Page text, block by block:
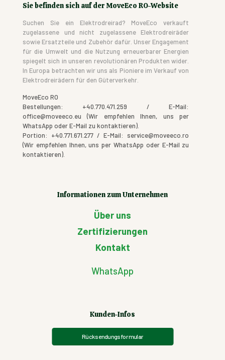
Sie befinden sich auf der MoveEco RO-Website
Suchen Sie ein Elektrodreirad? MoveEco verkauft
zugelassene und nicht zugelassene Elektrodreiräder
sowie Ersatzteile und Zubehör dafür. Unser Engagement
für die Umwelt und die Nutzung erneuerbarer Energien
spiegelt sich in unseren revolutionären Produkten wider.
In Europa betrachten wir uns als Pioniere im Verkauf von
Elektrodreirädern für den Güterverkehr.
MoveEco RO
Bestellungen: +40.770.471.259 / E-Mail:
office@moveeco.eu (Wir empfehlen Ihnen, uns per
WhatsApp oder E-Mail zu kontaktieren).
Portion: +40.771.671.277 / E-Mail: service@moveeco.ro
(Wir empfehlen Ihnen, uns per WhatsApp oder E-Mail zu
kontaktieren).
Informationen zum Unternehmen
Über uns
Zertifizierungen
Kontakt
WhatsApp
Kunden-Infos
Rücksendungsformular